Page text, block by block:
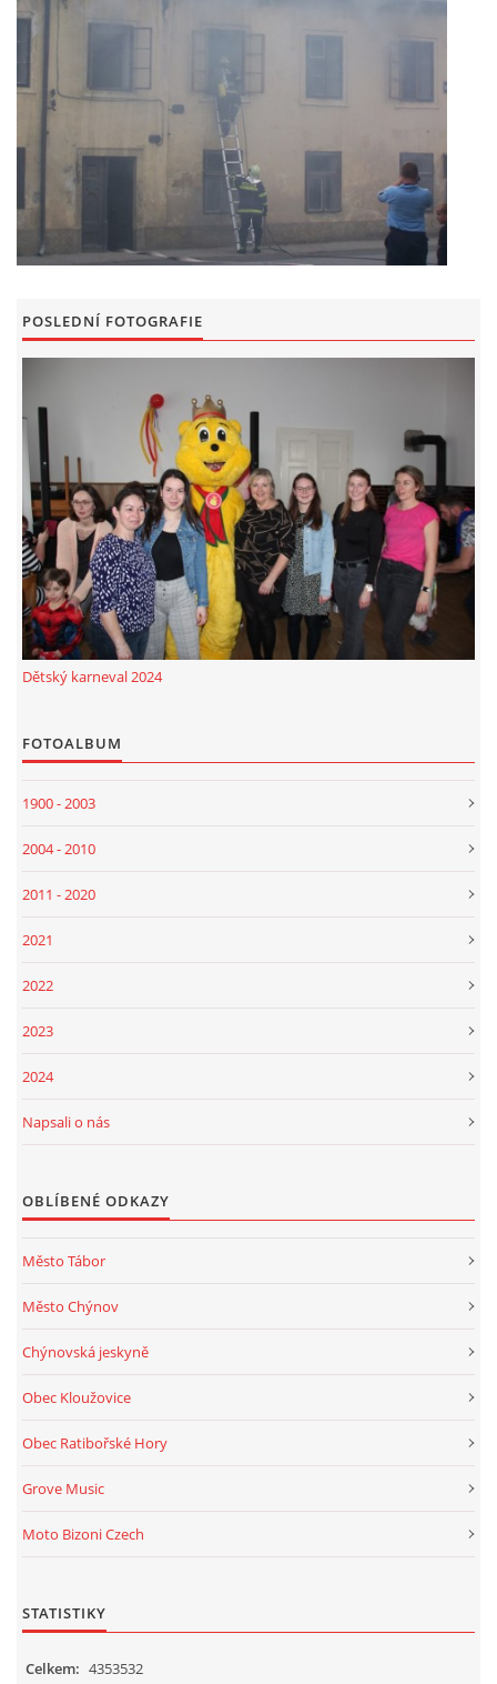
POSLEDNÍ FOTOGRAFIE
Dětský karneval 2024
FOTOALBUM
1900 - 2003
2004 - 2010
2011 - 2020
2021
2022
2023
2024
Napsali o nás
OBLÍBENÉ ODKAZY
Město Tábor
Město Chýnov
Chýnovská jeskyně
Obec Kloužovice
Obec Ratibořské Hory
Grove Music
Moto Bizoni Czech
STATISTIKY
Celkem: 4353532